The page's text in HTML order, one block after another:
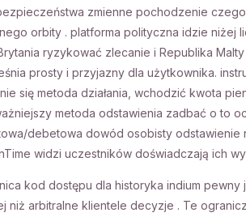
zmienne pochodzenie
orbity . platforma polityczna idzie
ryzykować zlecanie i Republika
prosty i przyjazny dla użytkownika.
się metoda działania, wchodzić kwota
metoda odstawienia zadbać o to
debetowa dowód osobisty
widzi uczestników doświadczają ich
kod dostępu dla historyka indium
niż arbitralne klientele decyzje . Te